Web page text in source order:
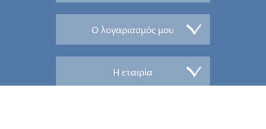
Ο λογαριασμός μου
Η εταιρία